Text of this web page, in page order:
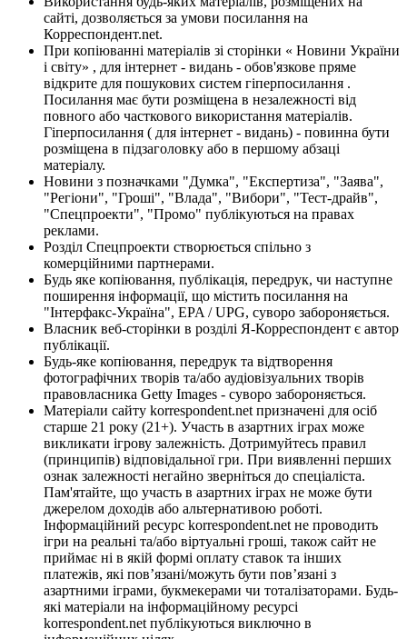
сайті, дозволяється за умови посилання на
Корреспондент.net.
При копіюванні матеріалів зі сторінки « Новини України
і світу» , для інтернет - видань - обов'язкове пряме
відкрите для пошукових систем гіперпосилання .
Посилання має бути розміщена в незалежності від
повного або часткового використання матеріалів.
Гіперпосилання ( для інтернет - видань) - повинна бути
розміщена в підзаголовку або в першому абзаці
матеріалу.
Новини з позначками "Думка", "Експертиза", "Заява",
"Регіони", "Гроші", "Влада", "Вибори", "Тест-драйв",
"Спецпроекти", "Промо" публікуються на правах
реклами.
Розділ Спецпроекти створюється спільно з
комерційними партнерами.
Будь яке копіювання, публікація, передрук, чи наступне
поширення інформації, що містить посилання на
"Інтерфакс-Україна", EPA / UPG, суворо забороняється.
Власник веб-сторінки в розділі Я-Корреспондент є автор
публікації.
Будь-яке копіювання, передрук та відтворення
фотографічних творів та/або аудіовізуальних творів
правовласника Getty Images - суворо забороняється.
Матеріали сайту korrespondent.net призначені для осіб
старше 21 року (21+). Участь в азартних іграх може
викликати ігрову залежність. Дотримуйтесь правил
(принципів) відповідальної гри. При виявленні перших
ознак залежності негайно зверніться до спеціаліста.
Пам'ятайте, що участь в азартних іграх не може бути
джерелом доходів або альтернативою роботі.
Інформаційний ресурс korrespondent.net не проводить
ігри на реальні та/або віртуальні гроші, також сайт не
приймає ні в якій формі оплату ставок та інших
платежів, які пов’язані/можуть бути пов’язані з
азартними іграми, букмекерами чи тоталізаторами. Будь-
які матеріали на інформаційному ресурсі
korrespondent.net публікуються виключно в